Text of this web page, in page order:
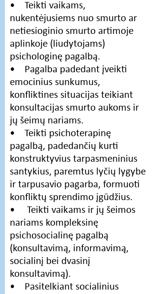
• Teikti vaikams,
nukentėjusiems nuo smurto ar
netiesioginio smurto artimoje
aplinkoje (liudytojams)
psichologinę pagalbą.
• Pagalba padedant įveikti
emocinius sunkumus,
konfliktines situacijas teikiant
konsultacijas smurto aukoms ir
jų šeimų nariams.
• Teikti psichoterapinę
pagalbą, padedančių kurti
konstruktyvius tarpasmeninius
santykius, paremtus lyčių lygybe
ir tarpusavio pagarba, formuoti
konfliktų sprendimo įgūdžius.
• Teikti vaikams ir jų šeimos
nariams kompleksinę
psichosocialinę pagalbą
(konsultavimą, informavimą,
socialinį bei dvasinį
konsultavimą).
• Pasitelkiant socialinius